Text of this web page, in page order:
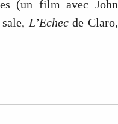
(un film avec John
L’Echecde Claro,